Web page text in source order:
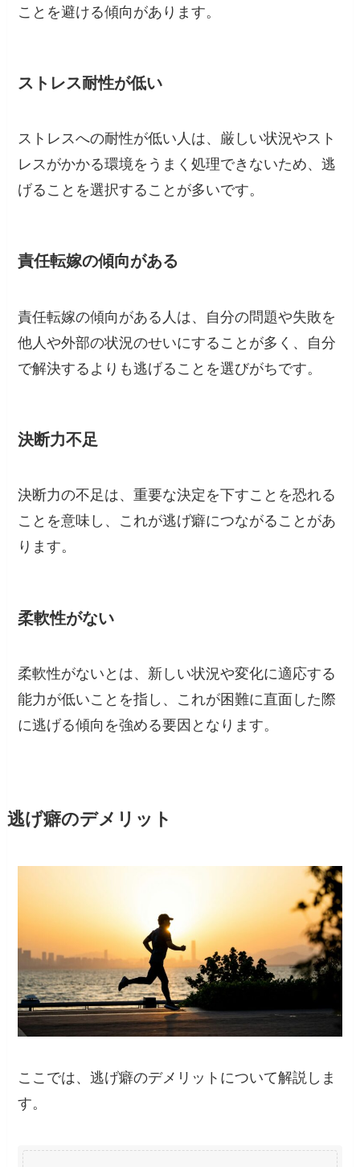
ことを避ける傾向があります。
ストレス耐性が低い
ストレスへの耐性が低い人は、厳しい状況やスト
レスがかかる環境をうまく処理できないため、逃
げることを選択することが多いです。
責任転嫁の傾向がある
責任転嫁の傾向がある人は、自分の問題や失敗を
他人や外部の状況のせいにすることが多く、自分
で解決するよりも逃げることを選びがちです。
決断力不足
決断力の不足は、重要な決定を下すことを恐れる
ことを意味し、これが逃げ癖につながることがあ
ります。
柔軟性がない
柔軟性がないとは、新しい状況や変化に適応する
能力が低いことを指し、これが困難に直面した際
に逃げる傾向を強める要因となります。
逃げ癖のデメリット
ここでは、逃げ癖のデメリットについて解説しま
す。